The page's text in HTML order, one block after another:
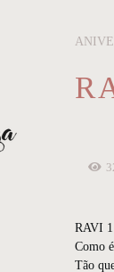
RAVI
Como
Tão